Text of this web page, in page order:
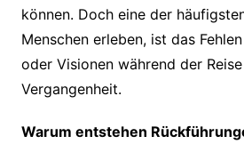
können. Doch eine der
Menschen erleben, ist das
oder Visionen während der
Vergangenheit.
Warum entstehen